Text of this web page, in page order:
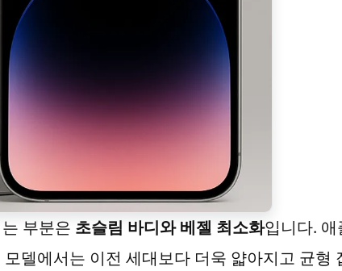
부분은 초슬림 바디와 베젤 최소화입니다. 애
델에서는 이전 세대보다 더욱 얇아지고 균형